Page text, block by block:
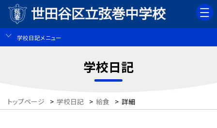
学校日記メニュー
学校日記
トップページ > 学校日記 > 給食 > 詳細